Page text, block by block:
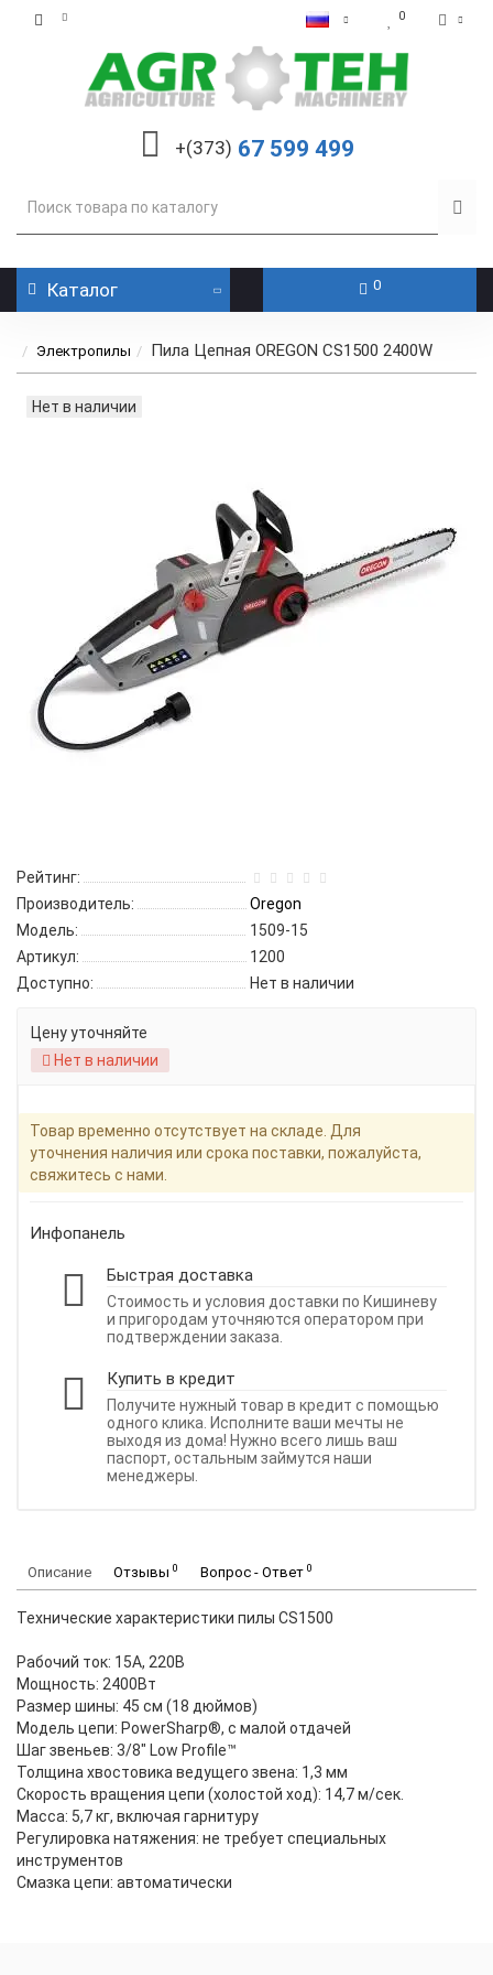
0
+(373) 67 599 499
Каталог 0
Электропилы Пила Цепная OREGON CS1500 2400W
Нет в наличии
Рейтинг:
Производитель:
Oregon
Модель:
1509-15
Артикул:
1200
Доступно:
Нет в наличии
Цену уточняйте
Нет в наличии
Товар временно отсутствует на складе. Для
уточнения наличия или срока поставки, пожалуйста,
свяжитесь с нами.
Инфопанель
Быстрая доставка
Стоимость и условия доставки по Кишиневу
и пригородам уточняются оператором при
подтверждении заказа.
Купить в кредит
Получите нужный товар в кредит с помощью
одного клика. Исполните ваши мечты не
выходя из дома! Нужно всего лишь ваш
паспорт, остальным займутся наши
менеджеры.
Описание Отзывы 0 Вопрос - Ответ 0
Технические характеристики пилы CS1500
Рабочий ток: 15А, 220В
Мощность: 2400Вт
Размер шины: 45 см (18 дюймов)
Модель цепи: PowerSharp®, с малой отдачей
Шаг звеньев: 3/8" Low Profile™
Толщина хвостовика ведущего звена: 1,3 мм
Скорость вращения цепи (холостой ход): 14,7 м/сек.
Масса: 5,7 кг, включая гарнитуру
Регулировка натяжения: не требует специальных
инструментов
Смазка цепи: автоматически